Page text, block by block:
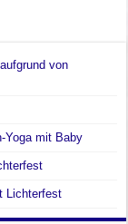
von
Yoga mit Baby
Lichterfest